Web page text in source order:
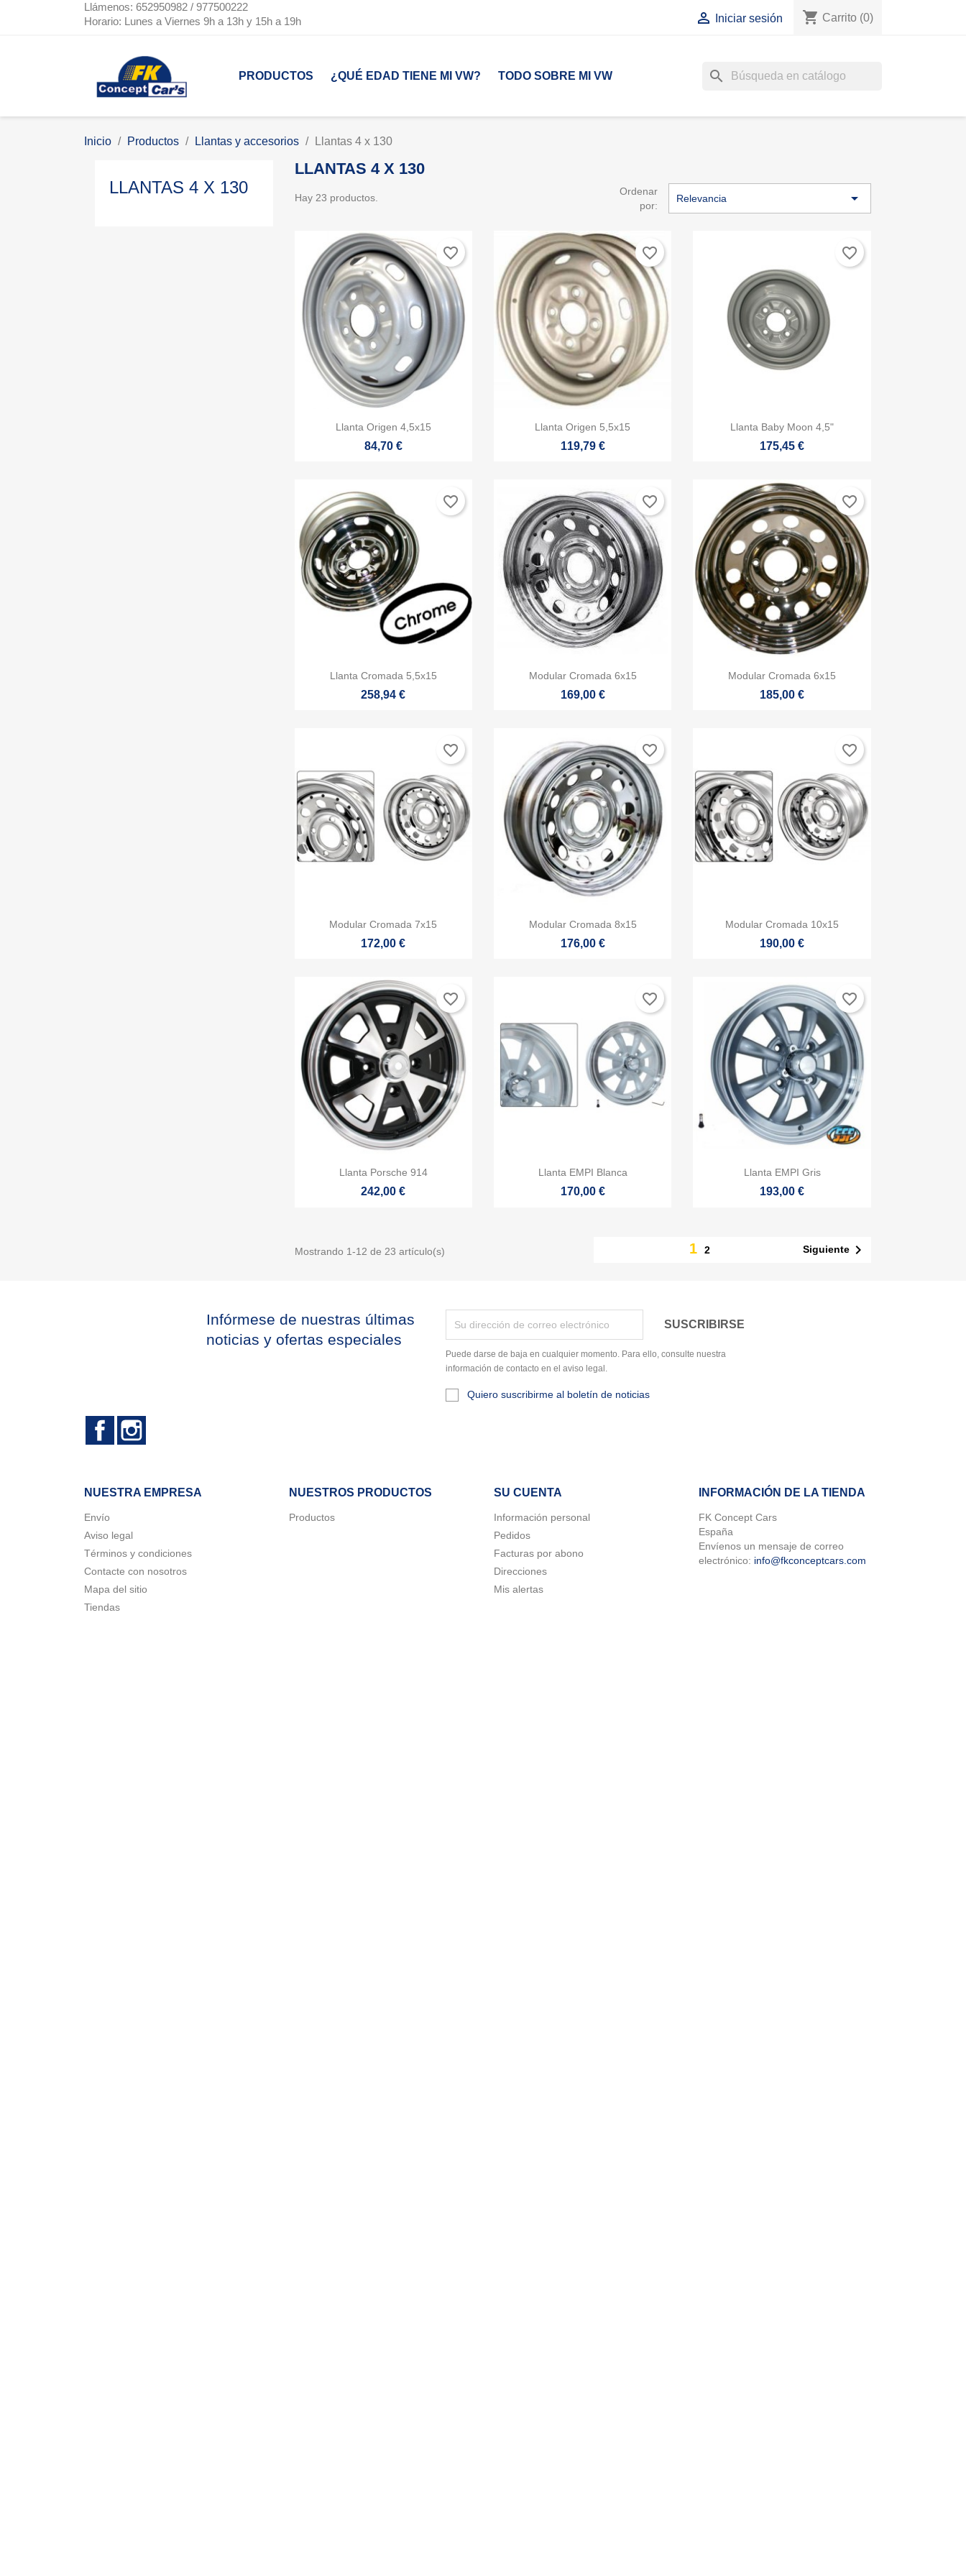
Añadir a la lista de deseos
Debe iniciar sesión para guardar productos en su lista de deseos.
Llámenos: 652950982 / 977500222
Horario: Lunes a Viernes 9h a 13h y 15h a 19h
 Iniciar sesión shopping_cart Carrito (0)
PRODUCTOS ¿QUÉ EDAD TIENE MI VW? TODO SOBRE MI VW search
Inicio Productos Llantas y accesorios Llantas 4 x 130
LLANTAS 4 X 130
LLANTAS 4 X 130
Hay 23 productos.
Ordenar
por:
Relevancia 
Vista rápida
Llanta Origen 4,5x15
84,70 €
favorite_border
Vista rápida
Llanta Origen 5,5x15
119,79 €
favorite_border
 Vista rápida
Llanta Baby Moon 4,5"
175,45 €
favorite_border
 Vista rápida
Llanta Cromada 5,5x15
258,94 €
favorite_border
Vista rápida
Modular Cromada 6x15
169,00 €
favorite_border
Vista rápida
Modular Cromada 6x15
185,00 €
favorite_border
Vista rápida
Modular Cromada 7x15
172,00 €
favorite_border
Vista rápida
Modular Cromada 8x15
176,00 €
favorite_border
Vista rápida
Modular Cromada 10x15
190,00 €
favorite_border
Vista rápida
Llanta Porsche 914
242,00 €
favorite_border
Vista rápida
Llanta EMPI Blanca
170,00 €
favorite_border
Vista rápida
Llanta EMPI Gris
193,00 €
favorite_border
Mostrando 1-12 de 23 artículo(s) 1 2 Siguiente
Infórmese de nuestras últimas
noticias y ofertas especiales
Puede darse de baja en cualquier momento. Para ello, consulte nuestra
información de contacto en el aviso legal.
Quiero suscribirme al boletín de noticias
Facebook
NUESTRA EMPRESA
Envío
Aviso legal
Términos y condiciones
Contacte con nosotros
Mapa del sitio
Tiendas
NUESTROS PRODUCTOS
Productos
SU CUENTA
Información personal
Pedidos
Facturas por abono
Direcciones
Mis alertas
INFORMACIÓN DE LA TIENDA
FK Concept Cars
España
Envíenos un mensaje de correo
electrónico: info@fkconceptcars.com